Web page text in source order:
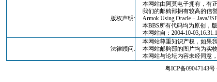
版权声明:
本网站由阿莫电子拥有，有
我们的邮购部拥有较高的信
Armok Using Oracle + Java/
本BBS所有代码均为原创，
本网站自：2004-10-
法律顾问:
本网站尊重知识产权，如果
本网站邮购部的图片均为实
本网站与论坛内容未经同意
粤ICP备09047143